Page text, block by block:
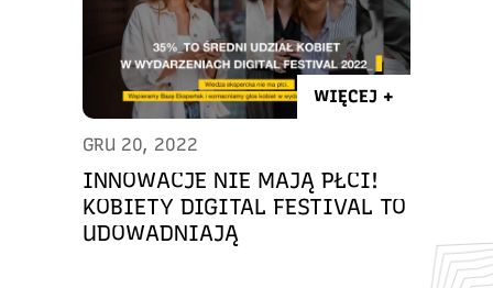
WIĘCEJ +
GRU 20, 2022
INNOWACJE NIE MAJĄ PŁCI!
KOBIETY DIGITAL FESTIVAL TO
UDOWADNIAJĄ